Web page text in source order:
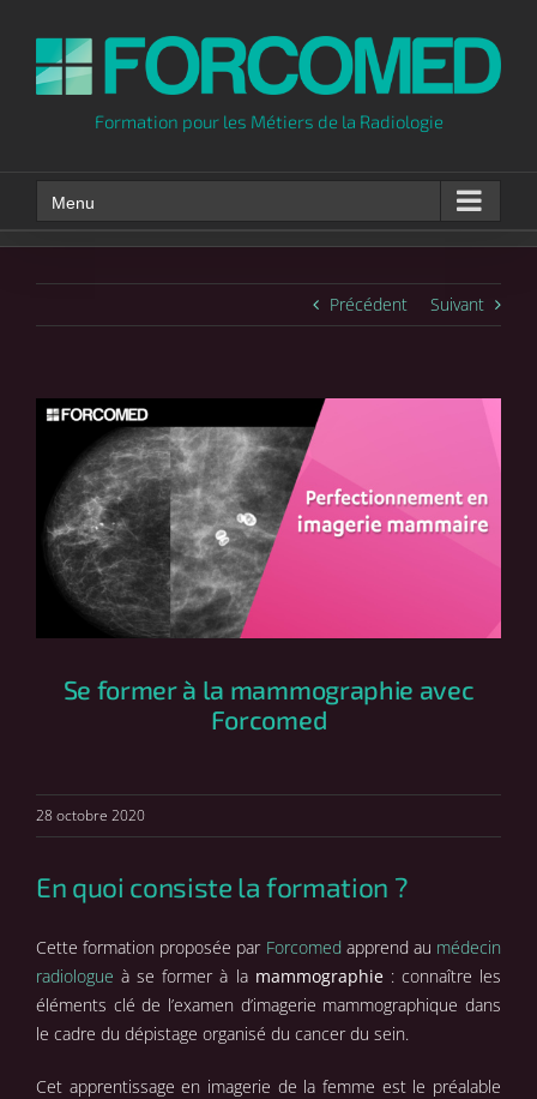
content
Formation pour les Métiers de la Radiologie
Menu
Précédent Suivant
Voir
agrandie
Se former à la mammographie avec
Forcomed
28 octobre 2020
En quoi consiste la formation ?
Cette formation proposée par Forcomed apprend au médecin
radiologue à se former à la mammographie: connaître les
éléments clé de l’examen d’imagerie mammographique dans
le cadre du dépistage organisé du cancer du sein.
Cet apprentissage en imagerie de la femme est le préalable